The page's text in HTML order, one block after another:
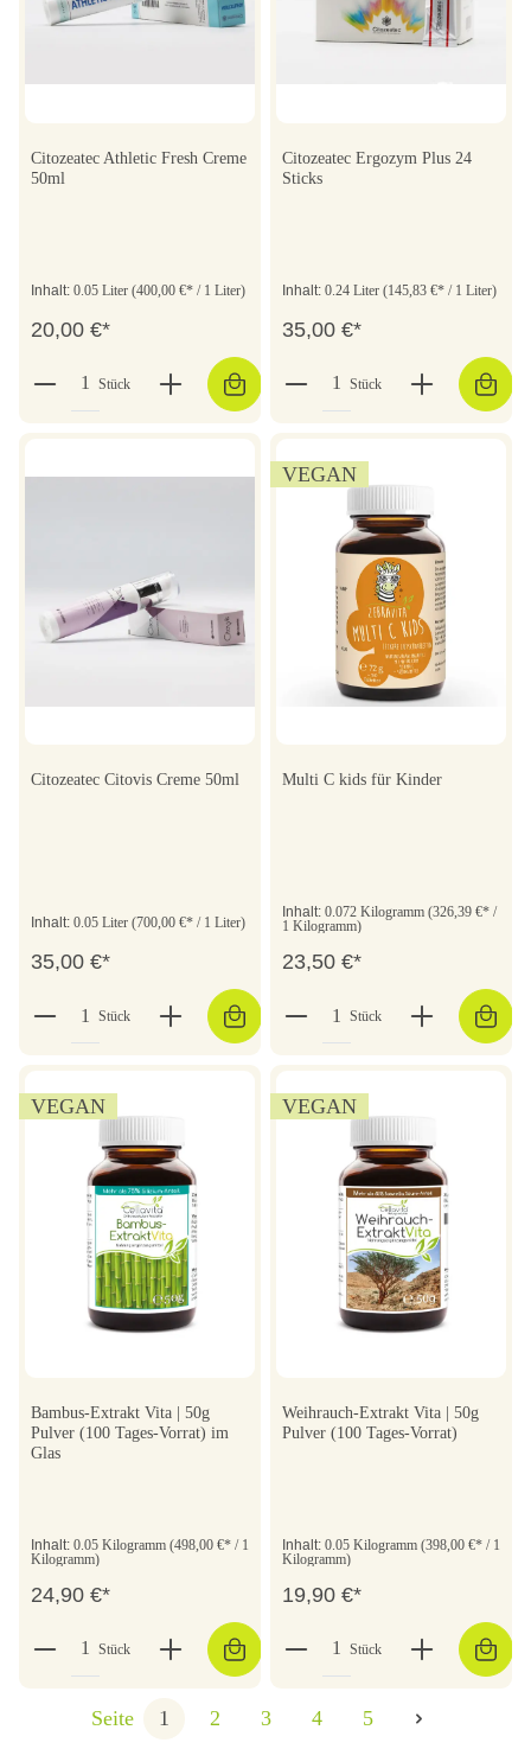
Citozeatec Athletic Fresh Creme
50ml
Inhalt: 0.05 Liter (400,00 €* / 1 Liter)
20,00 €*
Stück
Citozeatec Ergozym Plus 24
Sticks
Inhalt: 0.24 Liter (145,83 €* / 1 Liter)
35,00 €*
Stück
Citozeatec Citovis Creme 50ml
Inhalt: 0.05 Liter (700,00 €* / 1 Liter)
35,00 €*
Stück
VEGAN
Multi C kids für Kinder
Inhalt: 0.072 Kilogramm (326,39 €* /
1 Kilogramm)
23,50 €*
Stück
VEGAN
Bambus-Extrakt Vita | 50g
Pulver (100 Tages-Vorrat) im
Glas
Inhalt: 0.05 Kilogramm (498,00 €* / 1
Kilogramm)
24,90 €*
Stück
VEGAN
Weihrauch-Extrakt Vita | 50g
Pulver (100 Tages-Vorrat)
Inhalt: 0.05 Kilogramm (398,00 €* / 1
Kilogramm)
19,90 €*
Stück
Seite 1 2 3 4 5